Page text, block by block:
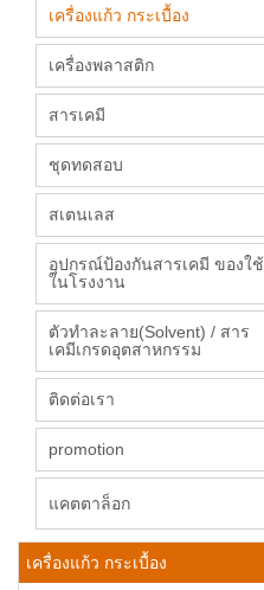
เครื่องแก้ว กระเบื้อง
เครื่องพลาสติก
สารเคมี
ชุดทดสอบ
สเตนเลส
อุปกรณ์ป้องกันสารเคมี ของใช้
ในโรงงาน
ตัวทำละลาย(Solvent) / สาร
เคมีเกรดอุตสาหกรรม
ติดต่อเรา
promotion
แคตตาล็อก
เครื่องแก้ว กระเบื้อง